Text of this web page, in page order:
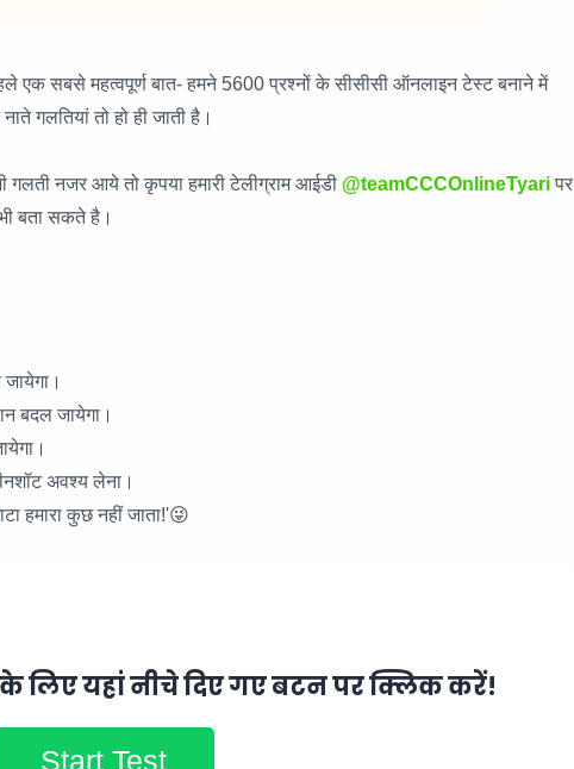
सबसे महत्वपूर्ण बात- हमने 5600 प्रश्नों के सीसीसी ऑनलाइन टेस्ट बनाने में
गलतियां तो हो ही जाती है।
गलती नजर आये तो कृपया हमारी टेलीग्राम आईडी @teamCCCOnlineTyari पर
बता सकते है।
बदल जायेगा।
अवश्य लेना।
हमारा कुछ नहीं जाता!'😜
यहां नीचे दिए गए बटन पर क्लिक करें!
Start Test